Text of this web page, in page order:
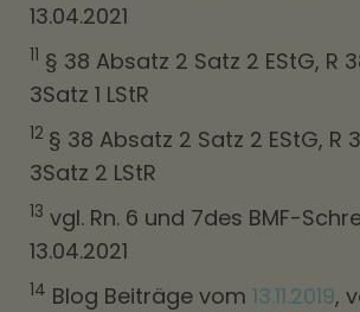
13.04.2021
11 § 38 Absatz 2 Satz 2 EStG, R
3Satz 1 LStR
12 § 38 Absatz 2 Satz 2 EStG, R
3Satz 2 LStR
13 vgl. Rn. 6 und 7des BMF-
13.04.2021
14 Blog Beiträge vom 13.11.2019,